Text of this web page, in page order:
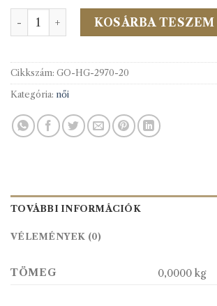
2970 Hóvirág divatgomb 20L mennyiség
KOSÁRBA TESZEM
Cikkszám: GO-HG-2970-20
Kategória: női
TOVÁBBI INFORMÁCIÓK
VÉLEMÉNYEK (0)
TÖMEG 0,0000 kg